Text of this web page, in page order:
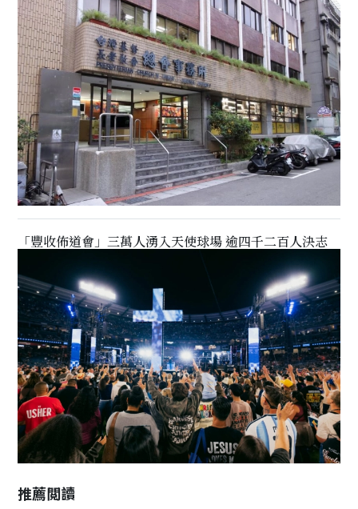
「豐收佈道會」三萬人湧入天使球場 逾四千二百人決志
推薦閲讀